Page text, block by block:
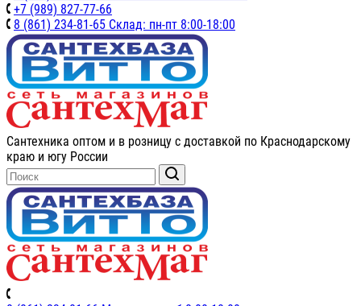
+7 (989) 827-77-66
8 (861) 234-81-65 Склад: пн-пт 8:00-18:00
Сантехника оптом и в розницу с доставкой по Краснодарскому
краю и югу России